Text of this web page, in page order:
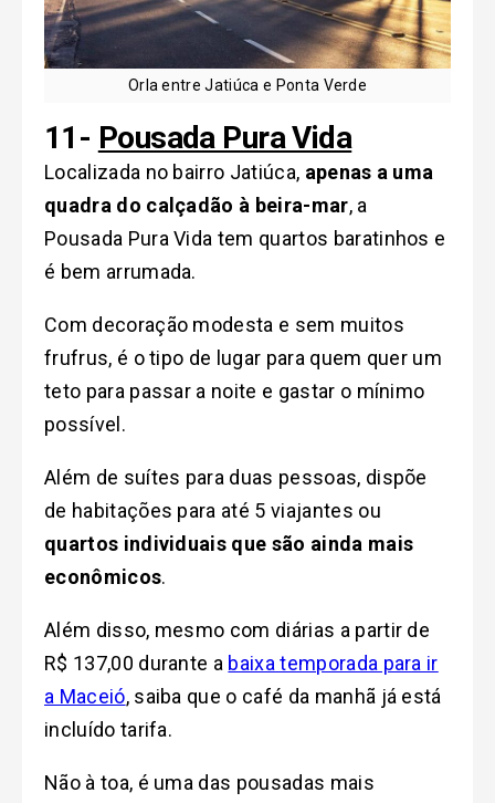
Orla entre Jatiúca e Ponta Verde
11- Pousada Pura Vida
Localizada no bairro Jatiúca, apenas a uma
quadra do calçadão à beira-mar, a
Pousada Pura Vida tem quartos baratinhos e
é bem arrumada.
Com decoração modesta e sem muitos
frufrus, é o tipo de lugar para quem quer um
teto para passar a noite e gastar o mínimo
possível.
Além de suítes para duas pessoas, dispõe
de habitações para até 5 viajantes ou
quartos individuais que são ainda mais
econômicos.
Além disso, mesmo com diárias a partir de
R$ 137,00 durante a baixa temporada para ir
a Maceió, saiba que o café da manhã já está
incluído tarifa.
Não à toa, é uma das pousadas mais